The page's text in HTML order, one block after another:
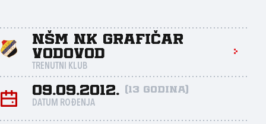
NŠM NK Grafičar
Vodovod
TRENUTNI KLUB
09.09.2012. (13 godina)
DATUM ROĐENJA